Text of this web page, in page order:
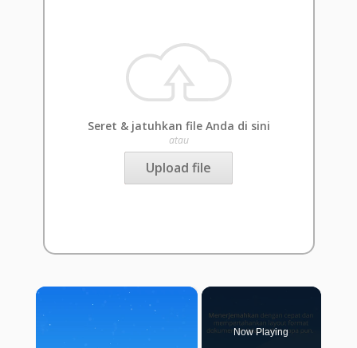
Seret & jatuhkan file Anda di sini
atau
Upload file
×
Now Playing